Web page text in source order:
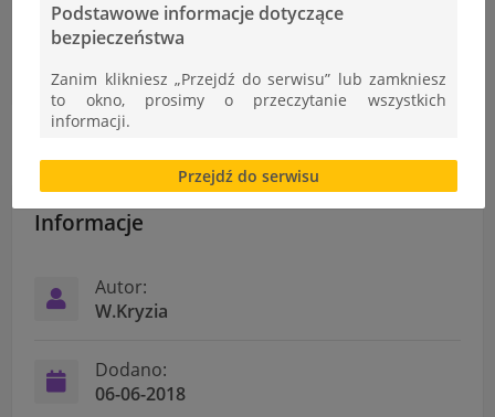
DNI TECHNIKI 2018 – Spotkanie nauki z otoczeniem biznesu
Sukces uczennic klas II w konkursie.
Informacje
Autor:
W.Kryzia
Dodano:
06-06-2018
Podstawowe informacje dotyczące
bezpieczeństwa
Zanim klikniesz „Przejdź do serwisu” lub zamkniesz
to okno, prosimy o przeczytanie wszystkich
informacji.
Brak zgody bądź ograniczenie funkcjonalności plików
cookies lub local storage, może utrudnić lub
uniemożliwić korzystanie z Serwisu.
Informacje dotyczące polityki prywatności oraz
czas w sekcji
"Nasza szkoła" > "Bezpieczeństwo"
Przejdź do serwisu